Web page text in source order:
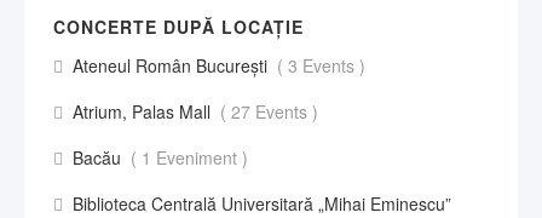
CONCERTE DUPĂ LOCAȚIE
Ateneul Român București ( 3 Events )
Atrium, Palas Mall ( 27 Events )
Bacău ( 1 Eveniment )
Biblioteca Centrală Universitară „Mihai Eminescu”